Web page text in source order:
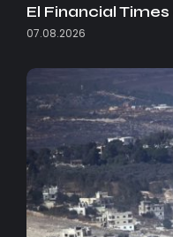
El Financial
07.08.2026